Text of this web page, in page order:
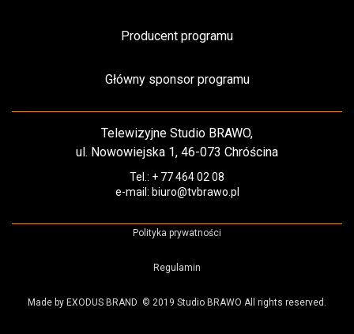
Producent programu
Główny sponsor programu
Telewizyjne Studio BRAWO,
ul. Nowowiejska 1, 46-073 Chróścina
Tel.: + 77 464 02 08
e-mail: biuro@tvbrawo.pl
Polityka prywatności
Regulamin
Made by EXODUS BRAND © 2019 Studio BRAWO All rights reserved.